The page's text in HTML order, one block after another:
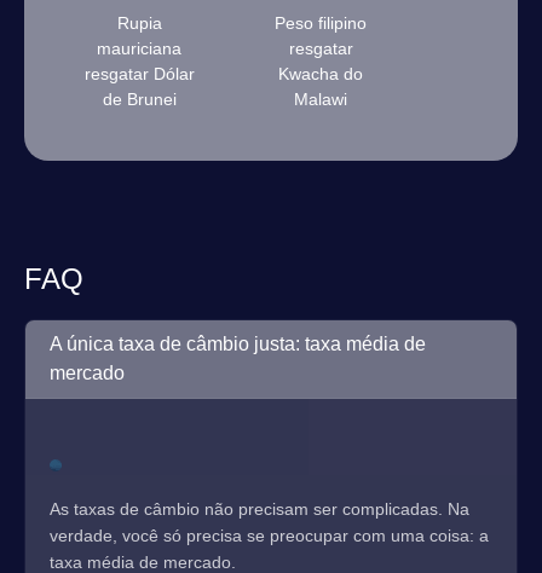
Rupia
mauriciana
resgatar Dólar
de Brunei
Peso filipino
resgatar
Kwacha do
Malawi
FAQ
A única taxa de câmbio justa: taxa média de
mercado
As taxas de câmbio não precisam ser complicadas. Na
verdade, você só precisa se preocupar com uma coisa: a
taxa média de mercado.